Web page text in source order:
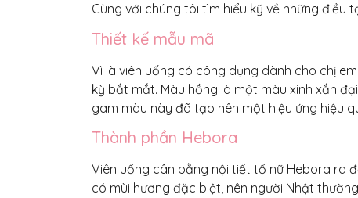
Cùng với chúng tôi tìm hiểu kỹ về những điều
Thiết kế mẫu mã
Vì là viên uống có công dụng dành cho chị
kỳ bắt mắt. Màu hồng là một màu xinh xắn
gam màu này đã tạo nên một hiệu ứng hiệu
Thành phần Hebora
Viên uống cân bằng nội tiết tố nữ Hebora ra
có mùi hương đặc biệt, nên người Nhật